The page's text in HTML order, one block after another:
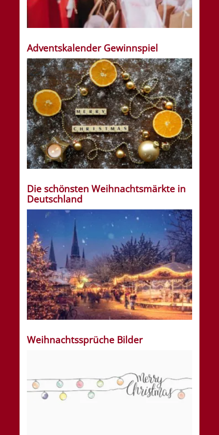
Adventskalender Gewinnspiel
Die schönsten Weihnachtsmärkte in
Deutschland
Weihnachtssprüche Bilder